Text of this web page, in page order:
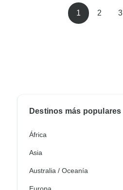
1 2 3
Destinos más populares
África
Asia
Australia / Oceanía